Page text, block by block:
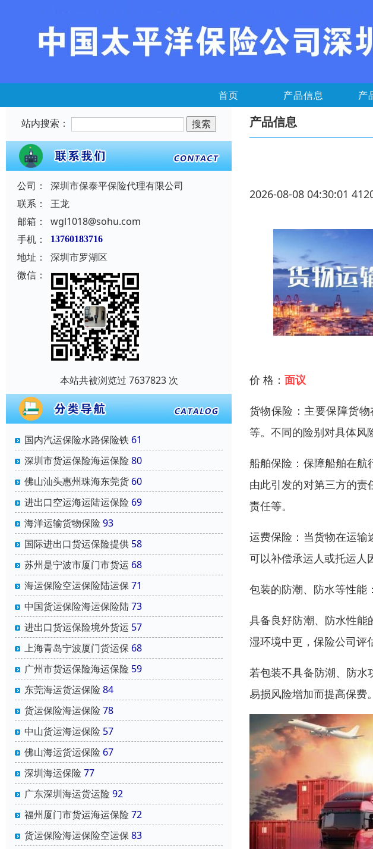
首页 产品信息 产
站内搜索：
公司：
深圳市保泰平保险代理有限公司
联系：
王龙
邮箱：
wgl1018@sohu.com
手机：
13760183716
地址：
深圳市罗湖区
微信：
本站共被浏览过 7637823 次
国内汽运保险水路保险铁 61
深圳市货运保险海运保险 80
佛山汕头惠州珠海东莞货 60
进出口空运海运陆运保险 69
海洋运输货物保险 93
国际进出口货运保险提供 58
苏州是宁波市厦门市货运 68
海运保险空运保险陆运保 71
中国货运保险海运保险陆73
进出口货运保险境外货运 57
上海青岛宁波厦门货运保 68
广州市货运保险海运保险 59
东莞海运货运保险 84
货运保险海运保险 78
中山货运海运保险 57
佛山海运货运保险 67
深圳海运保险 77
广东深圳海运货运险 92
福州厦门市货运海运保险 72
货运保险海运保险空运保 83
产品信息
2026-08-08 04:30:01
价 格： 面议
货物保险：主要保障货
等。不同的险别对具体风
船舶保险：保障船舶在
由此引发的对第三方的
责任等。
运费保险：当货物在运
可以补偿承运人或托运人
包装的防潮、防水等性能：
具备良好防潮、防水性
湿环境中更，保险公司评
若包装不具备防潮、防
易损风险增加而提高保费。